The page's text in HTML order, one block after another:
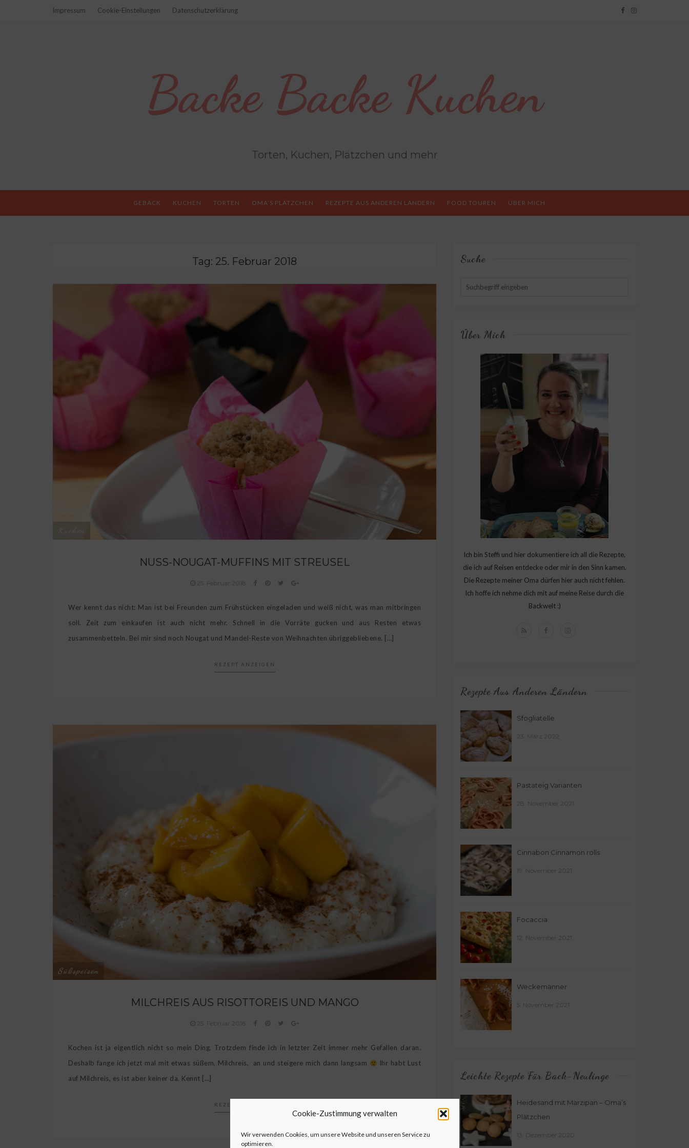
Cookie-Zustimmung verwalten
Wir verwenden Cookies, um unsere Website und unseren Service zu
optimieren.
Impressum Cookie-Einstellungen Datenschutzerklärung
Backe Backe Kuchen
Torten, Kuchen, Plätzchen und mehr
GEBÄCK KUCHEN TORTEN OMA’S PLÄTZCHEN REZEPTE AUS ANDEREN LÄNDERN FOOD TOUREN ÜBER MICH
Tag: 25. Februar 2018
Kuchen
NUSS-NOUGAT-MUFFINS MIT STREUSEL
25. Februar 2018
Wer kennt das nicht: Man ist bei Freunden zum Frühstücken eingeladen und weiß nicht, was man mitbringen
soll. Zeit zum einkaufen ist auch nicht mehr. Schnell in die Vorräte gucken und aus Resten etwas
zusammenbetteln. Bei mir sind noch Nougat und Mandel-Reste von Weihnachten übriggebliebene. […]
REZEPT ANZEIGEN
Süßspeisen
MILCHREIS AUS RISOTTOREIS UND MANGO
25. Februar 2018
Kochen ist ja eigentlich nicht so mein Ding. Trotzdem finde ich in letzter Zeit immer mehr Gefallen daran.
Deshalb fange ich jetzt mal mit etwas süßem, Milchreis, an und steigere mich dann langsam
Ihr habt Lust
auf Milchreis, es ist aber keiner da. Kennt […]
REZEPT ANZEIGEN
Suche
Über Mich
Ich bin Steffi und hier dokumentiere ich all die Rezepte,
die ich auf Reisen entdecke oder mir in den Sinn kamen.
Die Rezepte meiner Oma dürfen hier auch nicht fehlen.
Ich hoffe ich nehme dich mit auf meine Reise durch die
Backwelt :)
Rezepte Aus Anderen Ländern
Sfogliatelle
23. März 2022
Pastateig Varianten
28. November 2021
Cinnabon Cinnamon rolls
19. November 2021
Focaccia
12. November 2021
Weckemänner
5. November 2021
Leichte Rezepte Für Back-Neulinge
Heidesand mit Marzipan – Oma’s
Plätzchen
13. Dezember 2020